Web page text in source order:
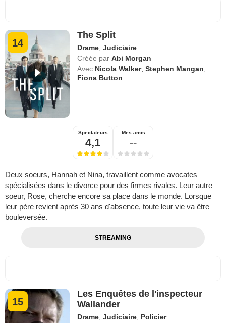
14
The Split
Drame,Judiciaire
Créée par Abi Morgan
Avec Nicola Walker,Stephen Mangan,
Fiona Button
Spectateurs
4,1
Mes amis
--
Deux soeurs, Hannah et Nina, travaillent comme avocates
spécialisées dans le divorce pour des firmes rivales. Leur autre
soeur, Rose, cherche encore sa place dans le monde. Lorsque
leur père revient après 30 ans d'absence, toute leur vie va être
bouleversée.
STREAMING
15
Les Enquêtes de l'inspecteur
Wallander
Drame,Judiciaire, Policier